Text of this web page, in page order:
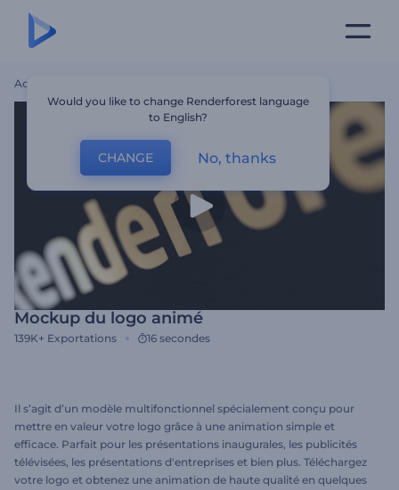
Accueil
Mockup du logo animé
139K+ Exportations 16 secondes
Il s’agit d’un modèle multifonctionnel spécialement conçu pour
mettre en valeur votre logo grâce à une animation simple et
efficace. Parfait pour les présentations inaugurales, les publicités
télévisées, les présentations d'entreprises et bien plus. Téléchargez
votre logo et obtenez une animation de haute qualité en quelques
Would you like to change Renderforest language
to English?
CHANGE No, thanks